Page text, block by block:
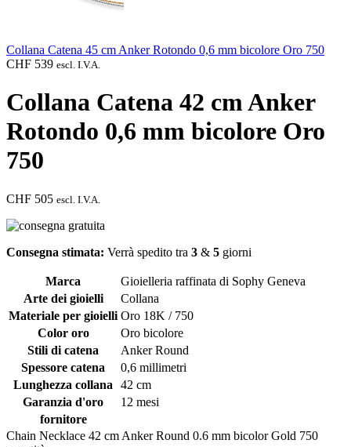
Collana Catena 45 cm Anker Rotondo 0,6 mm bicolore Oro 750
CHF 539 escl. I.V.A.
Collana Catena 42 cm Anker
Rotondo 0,6 mm bicolore Oro
750
CHF 505 escl. I.V.A.
Consegna stimata: Verrà spedito tra 3 & 5 giorni
Marca
Gioielleria raffinata di Sophy Geneva
Arte dei gioielli
Collana
Materiale per gioielli Oro 18K / 750
Color oro
Oro bicolore
Stili di catena
Anker Round
Spessore catena
0,6 millimetri
Lunghezza collana
42 cm
Garanzia d'oro
12 mesi
fornitore
Chain Necklace 42 cm Anker Round 0.6 mm bicolor Gold 750